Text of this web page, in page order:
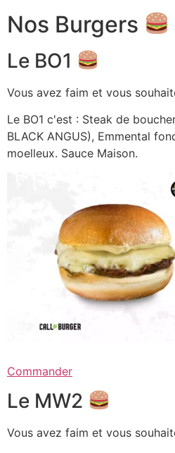
Nos Burgers
Le BO1
Vous avez faim et vous
Le BO1 c'est : Steak de
BLACK ANGUS), Emmental
moelleux. Sauce Maison.
Commander
Le MW2
Vous avez faim et vous